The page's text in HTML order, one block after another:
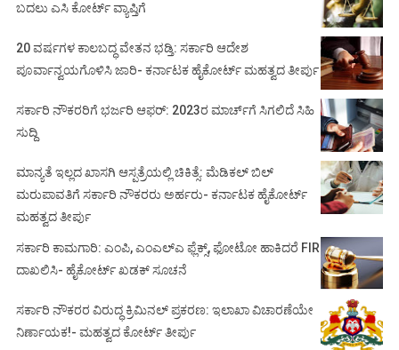
ಬದಲು ಎಸಿ ಕೋರ್ಟ್‌ ವ್ಯಾಪ್ತಿಗೆ
20 ವರ್ಷಗಳ ಕಾಲಬದ್ಧ ವೇತನ ಭಡ್ತಿ: ಸರ್ಕಾರಿ ಆದೇಶ
ಪೂರ್ವಾನ್ವಯಗೊಳಿಸಿ ಜಾರಿ- ಕರ್ನಾಟಕ ಹೈಕೋರ್ಟ್ ಮಹತ್ವದ ತೀರ್ಪು
ಸರ್ಕಾರಿ ನೌಕರರಿಗೆ ಭರ್ಜರಿ ಆಫರ್: 2023ರ ಮಾರ್ಚ್‌ಗೆ ಸಿಗಲಿದೆ ಸಿಹಿ
ಸುದ್ದಿ
ಮಾನ್ಯತೆ ಇಲ್ಲದ ಖಾಸಗಿ ಆಸ್ಪತ್ರೆಯಲ್ಲಿ ಚಿಕಿತ್ಸೆ: ಮೆಡಿಕಲ್ ಬಿಲ್
ಮರುಪಾವತಿಗೆ ಸರ್ಕಾರಿ ನೌಕರರು ಅರ್ಹರು- ಕರ್ನಾಟಕ ಹೈಕೋರ್ಟ್
ಮಹತ್ವದ ತೀರ್ಪು
ಸರ್ಕಾರಿ ಕಾಮಗಾರಿ: ಎಂಪಿ, ಎಂಎಲ್‌ಎ ಫ್ಲೆಕ್ಸ್‌, ಫೋಟೋ ಹಾಕಿದರೆ FIR
ದಾಖಲಿಸಿ- ಹೈಕೋರ್ಟ್‌ ಖಡಕ್ ಸೂಚನೆ
ಸರ್ಕಾರಿ ನೌಕರರ ವಿರುದ್ಧ ಕ್ರಿಮಿನಲ್ ಪ್ರಕರಣ: ಇಲಾಖಾ ವಿಚಾರಣೆಯೇ
ನಿರ್ಣಾಯಕ!- ಮಹತ್ವದ ಕೋರ್ಟ್ ತೀರ್ಪು